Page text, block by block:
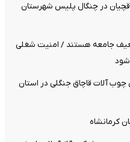
در چنگال پلیس شهرستان
ضعیف جامعه هستند / امنیت شغلی
شود
یک دستگاه وانت حامل ۲ تن چوب آلات قاچاق جنگلی در استان
کرمانشاه